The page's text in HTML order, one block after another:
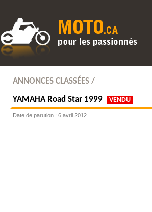
ANNONCES CLASSÉES /
YAMAHARoad Star 1999 VENDU
Date de parution : 6 avril 2012